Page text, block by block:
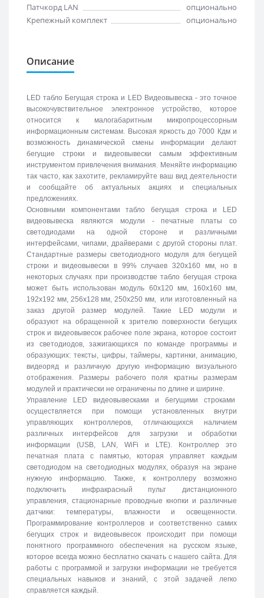
Патчкорд LAN
опционально
Крепежный комплект
опционально
Описание
LED табло Бегущая строка и LED Видеовывеска - это точное
высокочувствительное электронное устройство, которое
относится к малогабаритным микропроцессорным
информационным системам. Высокая яркость до 7000 Кдм и
возможность динамической смены информации делают
бегущие строки и видеовывески самым эффективным
инструментом привлечения внимания. Меняйте информацию
так часто, как захотите, рекламируйте ваш вид деятельности
и сообщайте об актуальных акциях и специальных
предложениях.
Основными компонентами табло бегущая строка и LED
видеовывеска являются модули - печатные платы со
светодиодами на одной стороне и различными
интерфейсами, чипами, драйверами с другой стороны плат.
Стандартные размеры светодиодного модуля для бегущей
строки и видеовывески в 99% случаев 320х160 мм, но в
некоторых случаях при производстве табло бегущая строка
может быть использован модуль 60х120 мм, 160х160 мм,
192х192 мм, 256х128 мм, 250х250 мм, или изготовленный на
заказ другой размер модулей. Такие LED модули и
образуют на обращенной к зрителю поверхности бегущих
строк и видеовывесок рабочее поле экрана, которое состоит
из светодиодов, зажигающихся по команде программы и
образующих: тексты, цифры, таймеры, картинки, анимацию,
видеоряд и различную другую информацию визуального
отображения. Размеры рабочего поля кратны размерам
модулей и практически не ограничены по длине и ширине.
Управление LED видеовывесками и бегущими строками
осуществляется при помощи установленных внутри
управляющих контроллеров, отличающихся наличием
различных интерфейсов для загрузки и обработки
информации (USB, LAN, WiFi и LTE). Контроллер это
печатная плата с памятью, которая управляет каждым
светодиодом на светодиодных модулях, образуя на экране
нужную информацию. Также, к контроллеру возможно
подключить инфракрасный пульт дистанционного
управления, стационарные проводные кнопки и различные
датчики: температуры, влажности и освещенности.
Программирование контроллеров и соответственно самих
бегущих строк и видеовывесок происходит при помощи
понятного программного обеспечения на русском языке,
которое всегда можно бесплатно скачать с нашего сайта. Для
работы с программой и загрузки информации не требуется
специальных навыков и знаний, с этой задачей легко
справляется каждый.